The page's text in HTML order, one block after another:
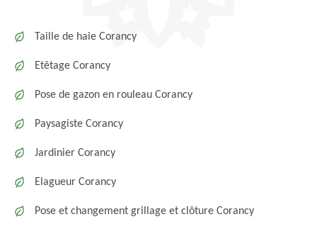
Taille de haie Corancy
Etêtage Corancy
Pose de gazon en rouleau Corancy
Paysagiste Corancy
Jardinier Corancy
Elagueur Corancy
Pose et changement grillage et clôture Corancy